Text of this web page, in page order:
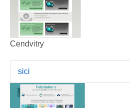
Cendvitry
sici